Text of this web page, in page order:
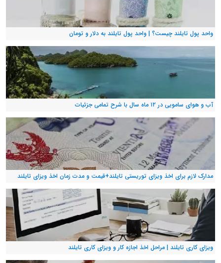
واحد پول تایلند چیست؟ | واحد پول تایلند به دلار و تومان
آب و هوای سامویی در ۱۲ ماه سال با شرح تمامی جزئیات
مدارک لازم برای اخذ ویزای توریستی تایلند+قیمت و مدت زمان اخذ ویزای تایلند
ویزای کاری تایلند | مراحل اخذ اجازه کار و ویزای کاری تایلند